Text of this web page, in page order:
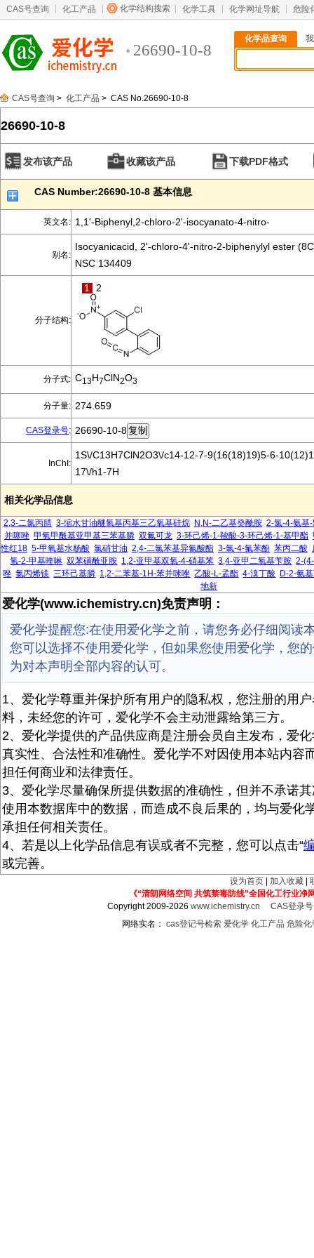
CAS号查询 化工产品 化学结构搜索 化学工具 化学网址导航 危险
26690-10-8
化学品查询
CAS号查询 > 化工产品 > CAS No.26690-10-8
26690-10-8
发布该产品 收藏该产品 下载PDF格式
CAS Number:26690-10-8 基本信息
英文名: 1,1'-Biphenyl,2-chloro-2'-isocyanato-4-nitro-
别名:
Isocyanicacid, 2'-chloro-4'-nitro-2-biphenylyl ester
NSC 134409
分子结构:
1 2
分子式: C13H7ClN2O3
分子量: 274.659
CAS登录号: 26690-10-8
InChI:
1S\/C13H7ClN2O3\/c14-12-7-9(16(18)19)5-6-
17\/h1-7H
相关化学品信息
2,3-二氯丙腈 3-缩水甘油醚氧基丙基三乙氧基硅烷 N,N-二乙基癸酰胺 2-氯-4-氨基
并噻唑 甲氧甲酰基亚甲基三苯基膦 双氟可龙 3-环己烯-1-羧酸-3-环己烯-1-基甲酯
性红18 5-甲氧基水杨酸 氯硝甘油 2,4-二氯苯基异氰酸酯 3-氯-4-氟苯酚 苯丙二酸
氢-2-甲基喹啉 双苯磺酰亚胺 1,2-亚甲基双氧-4-硝基苯 3,4-亚甲二氧基苄胺 2-
唑 氯丙烯镁 三环己基膦 1,2-二苯基-1H-苯并咪唑 乙酸-L-孟酯 4-溴丁酸
D-2-氨
地新
爱化学(www.ichemistry.cn)免责声明：
爱化学提醒您:在使用爱化学之前，请您务必仔细阅读
您可以选择不使用爱化学，但如果您使用爱化学，您
为对本声明全部内容的认可。
1、爱化学尊重并保护所有用户的隐私权，您注册的用
料，未经您的许可，爱化学不会主动泄露给第三方。
2、爱化学提供的产品供应商是注册会员自主发布，爱
真实性、合法性和准确性。爱化学不对因使用本站内容
担任何商业和法律责任。
3、爱化学尽量确保所提供数据的准确性，但并不承诺
使用本数据库中的数据，而造成不良后果的，均与爱化
承担任何相关责任。
4、若是以上化学品信息有误或者不完整，您可以点击“
或完善。
设为首页 加入收藏
《“清朗网络空间 共筑禁毒防线”全国化工行业净
Copyright 2009-2026www.ichemistry.cn
CAS登录
网络实名： cas登记号检索 爱化学 化工产品 危险化